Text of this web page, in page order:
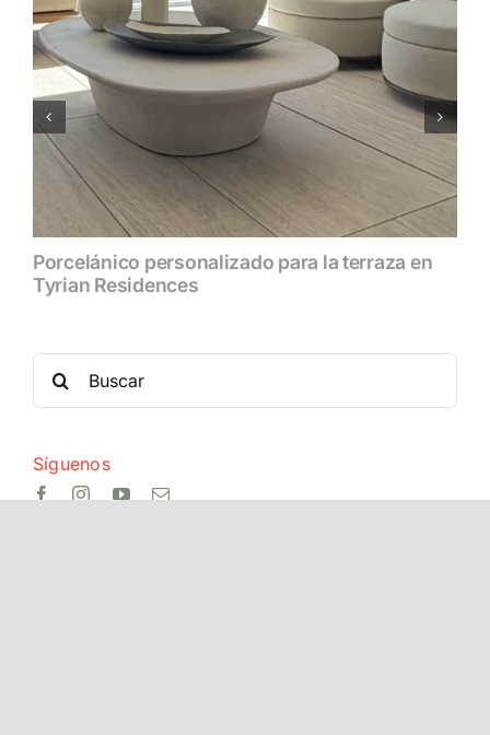
Porcelánico personalizado para la terraza en
Tyrian Residences
Síguenos